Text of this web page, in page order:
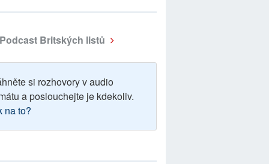
Britských listů
si rozhovory v audio
a poslouchejte je kdekoliv.
na to?